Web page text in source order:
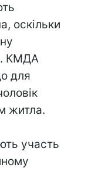
оскільки
КМДА
для
житла.
участь